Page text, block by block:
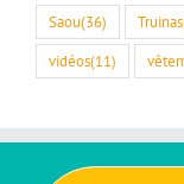
Saou(36) Truinas
vidéos(11)